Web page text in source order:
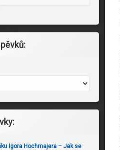
Igora Hochmajera – Jak se